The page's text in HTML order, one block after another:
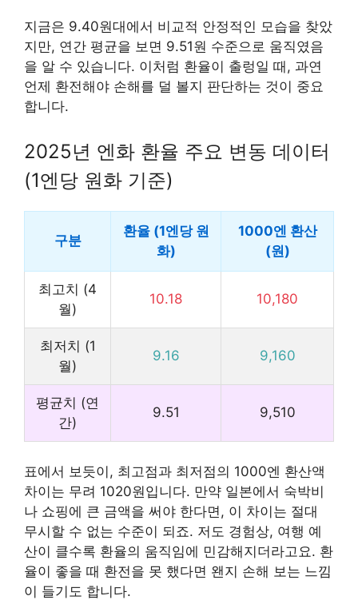
지금은 9.40원대에서 비교적 안정적인 모습을 찾았
지만, 연간 평균을 보면 9.51원 수준으로 움직였음
을 알 수 있습니다. 이처럼 환율이 출렁일 때, 과연
언제 환전해야 손해를 덜 볼지 판단하는 것이 중요
합니다.
2025년 엔화 환율 주요 변동 데이터
(1엔당 원화 기준)
구분
환율 (1엔당 원
화)
1000엔 환산
(원)
최고치 (4
월)
10.18 10,180
최저치 (1
월)
9.16 9,160
평균치 (연
간)
9.51 9,510
표에서 보듯이, 최고점과 최저점의 1000엔 환산액
차이는 무려 1020원입니다. 만약 일본에서 숙박비
나 쇼핑에 큰 금액을 써야 한다면, 이 차이는 절대
무시할 수 없는 수준이 되죠. 저도 경험상, 여행 예
산이 클수록 환율의 움직임에 민감해지더라고요. 환
율이 좋을 때 환전을 못 했다면 왠지 손해 보는 느낌
이 들기도 합니다.